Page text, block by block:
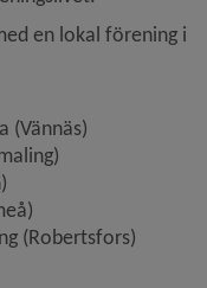
en lokal förening i
(Vännäs)
(Robertsfors)